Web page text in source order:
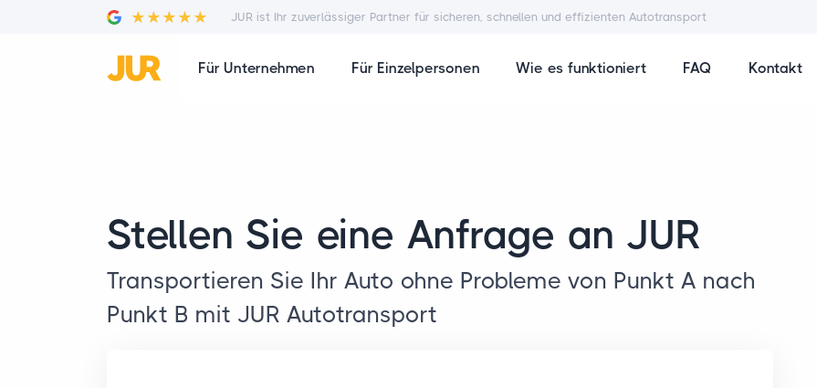
JUR ist Ihr zuverlässiger Partner für sicheren, schnellen und effizienten Autotransport
Für Unternehmen Für Einzelpersonen Wie es funktioniert FAQ Kontakt
Stellen Sie eine Anfrage an JUR
Transportieren Sie Ihr Auto ohne Probleme von Punkt A nach
Punkt B mit JUR Autotransport